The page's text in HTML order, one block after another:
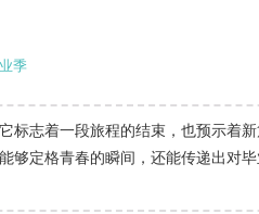
季
标志着一段旅程的结束，也预示着
够定格青春的瞬间，还能传递出对